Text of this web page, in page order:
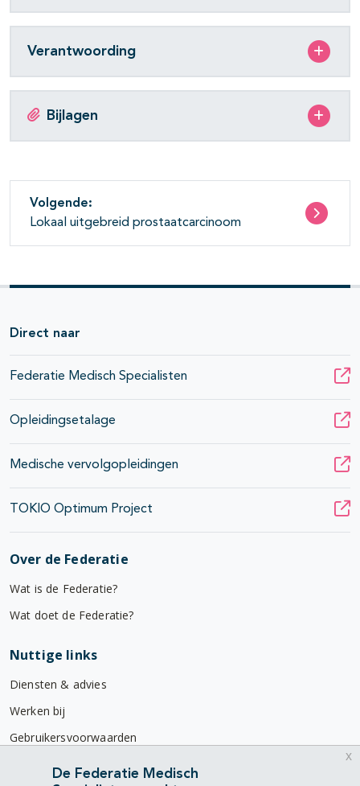
Verantwoording
Bijlagen
Volgende:
Lokaal uitgebreid prostaatcarcinoom
Direct naar
Federatie Medisch Specialisten
Opleidingsetalage
Medische vervolgopleidingen
TOKIO Optimum Project
Over de Federatie
Wat is de Federatie?
Wat doet de Federatie?
Nuttige links
Diensten & advies
Werken bij
Gebruikersvoorwaarden
Privacyverklaring
De Federatie Medisch
x